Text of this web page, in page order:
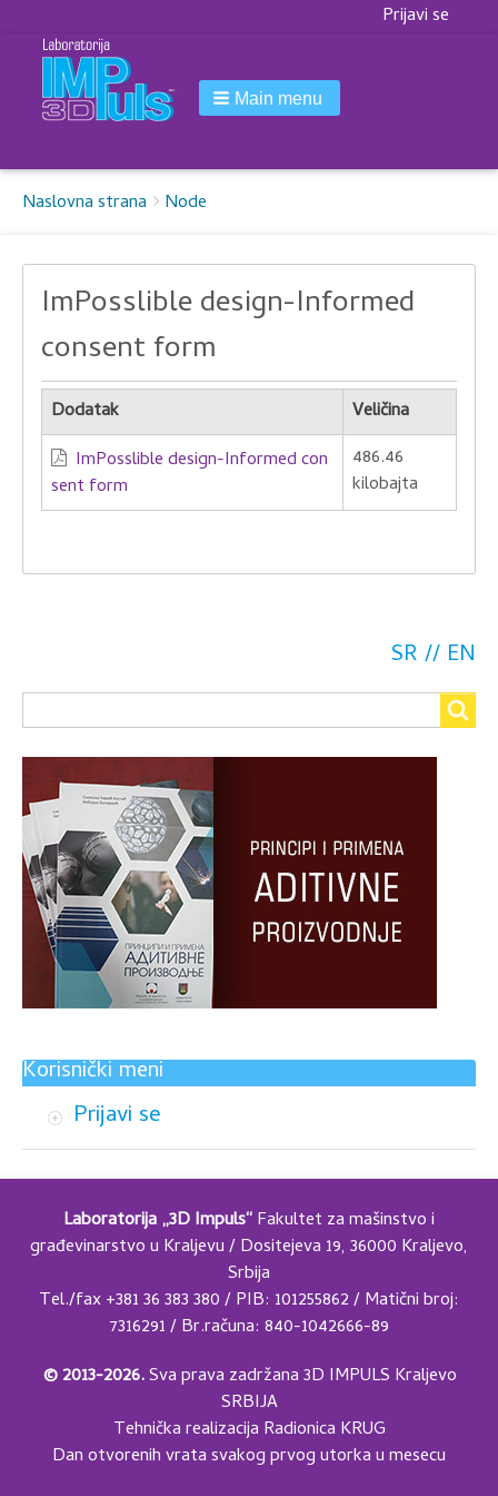
Korisnički
Prijavi se
Main menu
Breadcrumbs
You
Naslovna strana Node
ImPosslible design-Informed
consent form
Dodatak
Veličina
ImPosslible design-Informed con
sent form
486.46
kilobajta
SR EN
Search
Korisnički meni
Prijavi se
Laboratorija „3D Impuls“Fakultet za mašinstvo i
građevinarstvo u Kraljevu / Dositejeva 19, 36000 Kraljevo,
Srbija
Tel./fax +381 36 383 380 / PIB: 101255862 / Matični broj:
7316291 / Br.računa: 840-1042666-89
© 2013-2026.Sva prava zadržana 3D IMPULS Kraljevo
SRBIJA
Tehnička realizacija Radionica KRUG
Dan otvorenih vrata svakog prvog utorka u mesecu